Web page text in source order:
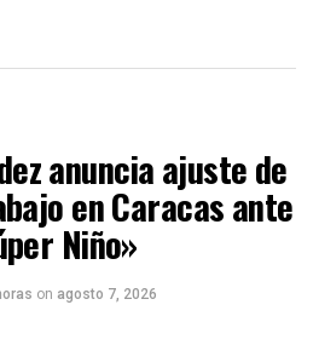
anuncia ajuste de
en Caracas ante
Niño»
on agosto 7, 2026